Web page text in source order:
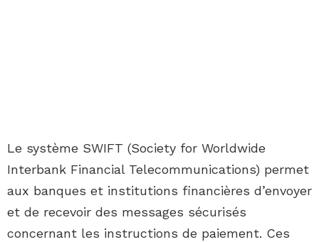
Le système SWIFT (Society for Worldwide
Interbank Financial Telecommunications) permet
aux banques et institutions financières d’envoyer
et de recevoir des messages sécurisés
concernant les instructions de paiement. Ces